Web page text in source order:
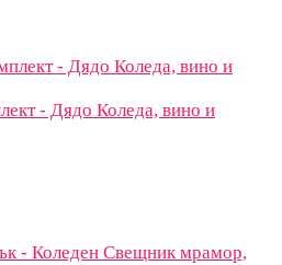
- Дядо Коледа, вино и